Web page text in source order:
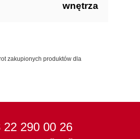
wnętrza
zakupionych produktów dla
22 290 00 26